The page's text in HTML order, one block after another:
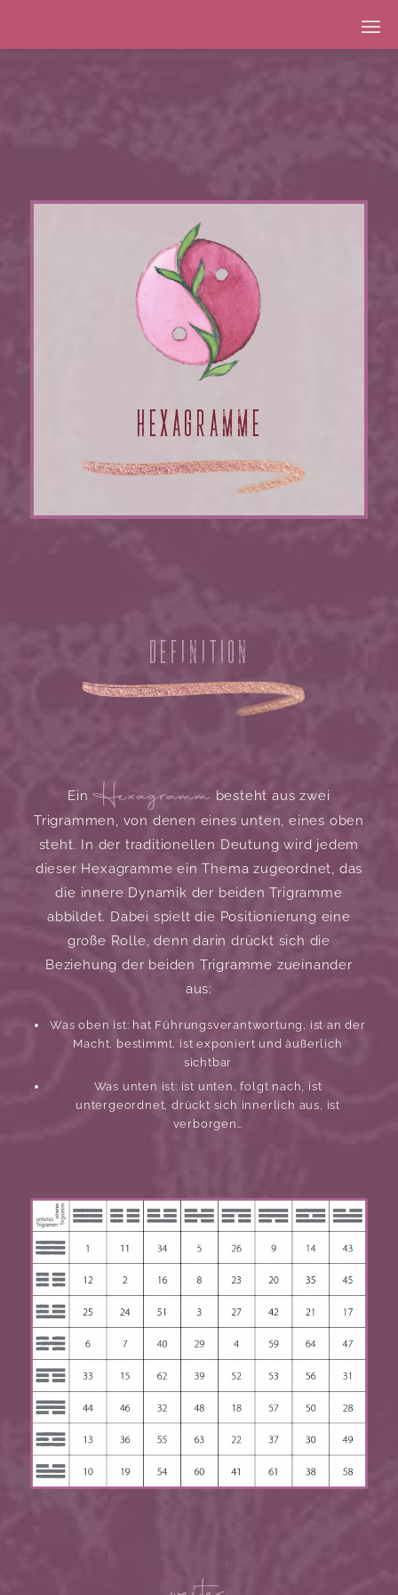
HEXAGRAMME
DEFINITION
Ein Hexagramm besteht aus zwei
Trigrammen, von denen eines unten, eines oben
steht. In der traditionellen Deutung wird jedem
dieser Hexagramme ein Thema zugeordnet, das
die innere Dynamik der beiden Trigramme
abbildet. Dabei spielt die Positionierung eine
große Rolle, denn darin drückt sich die
Beziehung der beiden Trigramme zueinander
aus:
Was oben ist: hat Führungsverantwortung, ist an der
Macht, bestimmt, ist exponiert und äußerlich
sichtbar
Was unten ist: ist unten, folgt nach, ist
untergeordnet, drückt sich innerlich aus, ist
verborgen…